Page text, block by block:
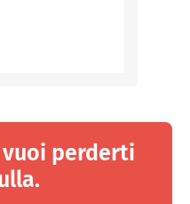
vuoi perderti